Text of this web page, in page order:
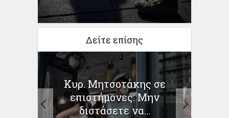
Δείτε επίσης
Κυρ. Μητσοτάκης σε
επιστήμονες: Μην
διστάσετε να...